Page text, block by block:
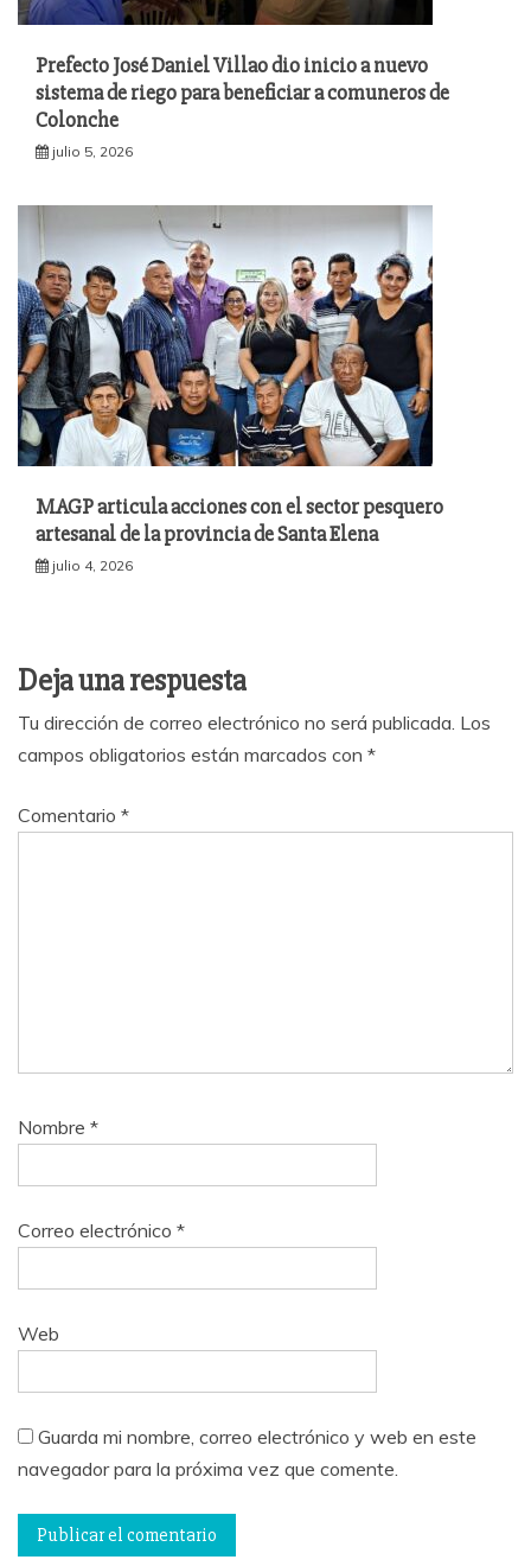
Prefecto José Daniel Villao dio inicio a nuevo
sistema de riego para beneficiar a comuneros de
Colonche
julio 5, 2026
MAGP articula acciones con el sector pesquero
artesanal de la provincia de Santa Elena
julio 4, 2026
Deja una respuesta
Tu dirección de correo electrónico no será publicada. Los
campos obligatorios están marcados con *
Comentario *
Nombre *
Correo electrónico *
Web
Guarda mi nombre, correo electrónico y web en este
navegador para la próxima vez que comente.